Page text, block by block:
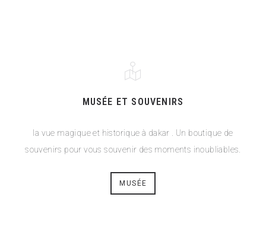
MUSÉE ET SOUVENIRS
la vue magique et historique à dakar . Un boutique de
souvenirs pour vous souvenir des moments inoubliables.
MUSÉE